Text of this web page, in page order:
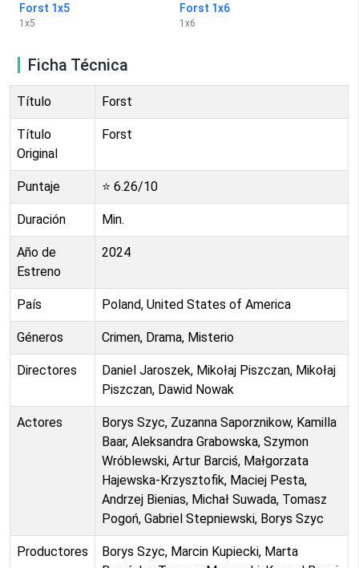
Forst 1x5
1 x5
Forst 1x6
1 x6
Ficha Técnica
Título Forst
Título
Original
Forst
Puntaje ⭐ 6.26/10
Duración Min.
Año de
Estreno
2024
País Poland, United States of America
Géneros Crimen, Drama, Misterio
Directores
Daniel Jaroszek, Mikołaj Piszczan, Mikołaj
Piszczan, Dawid Nowak
Actores
Borys Szyc, Zuzanna Saporznikow, Kamilla
Baar, Aleksandra Grabowska, Szymon
Wróblewski, Artur Barciś, Małgorzata
Hajewska-Krzysztofik, Maciej Pesta,
Andrzej Bienias, Michał Suwada, Tomasz
Pogoń, Gabriel Stepniewski, Borys Szyc
Productores
Borys Szyc, Marcin Kupiecki, Marta